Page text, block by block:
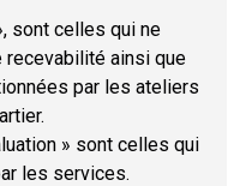
sont celles qui ne
recevabilité ainsi que
par les ateliers
» sont celles qui
les services.